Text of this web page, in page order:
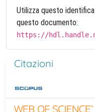
Utilizza questo
questo documento:
https://
Citazioni